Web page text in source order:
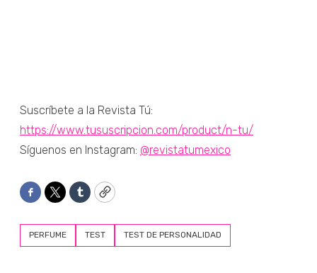
Suscríbete a la Revista Tú:
https://www.tususcripcion.com/product/n-tu/
Síguenos en Instagram: @revistatumexico
Facebook
TwitterTumblrCopy
PERFUME TEST TEST DE PERSONALIDAD